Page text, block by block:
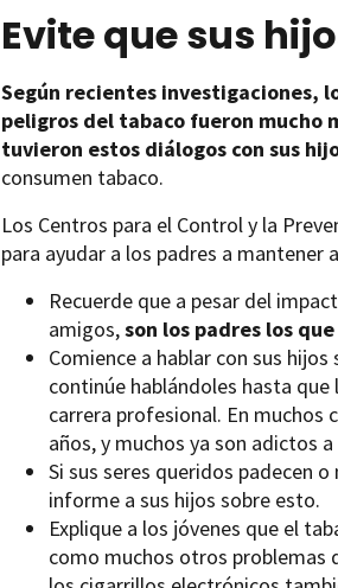
Evite que sus
Según recientes investigaciones,
peligros del tabaco fueron mucho
tuvieron estos diálogos con sus
consumen tabaco.
Los Centros para el Control y la
para ayudar a los padres a mantener
Recuerde que a pesar del
amigos,son los padres los
Comience a hablar con sus
continúe hablándoles hasta
carrera profesional. En muchos
años, y muchos ya son adictos
Si sus seres queridos padecen
informe a sus hijos sobre esto.
Explique a los jóvenes que el
como muchos otros problemas